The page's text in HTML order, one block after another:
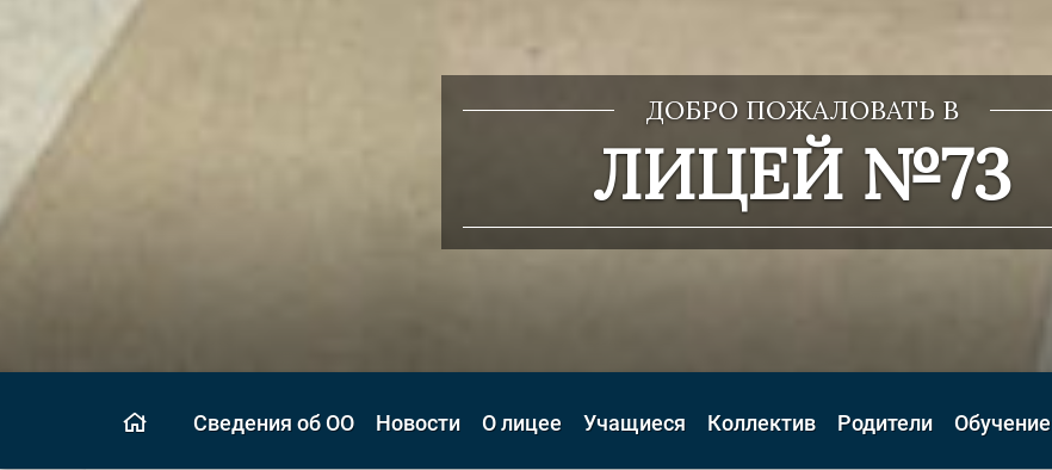
ДОБРО ПОЖАЛОВАТЬ В
ЛИЦЕЙ №73
Сведения об ОО Новости О лицее Учащиеся Коллектив Родители Обучение